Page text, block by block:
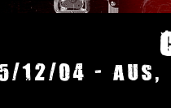
12/04 - AUS,